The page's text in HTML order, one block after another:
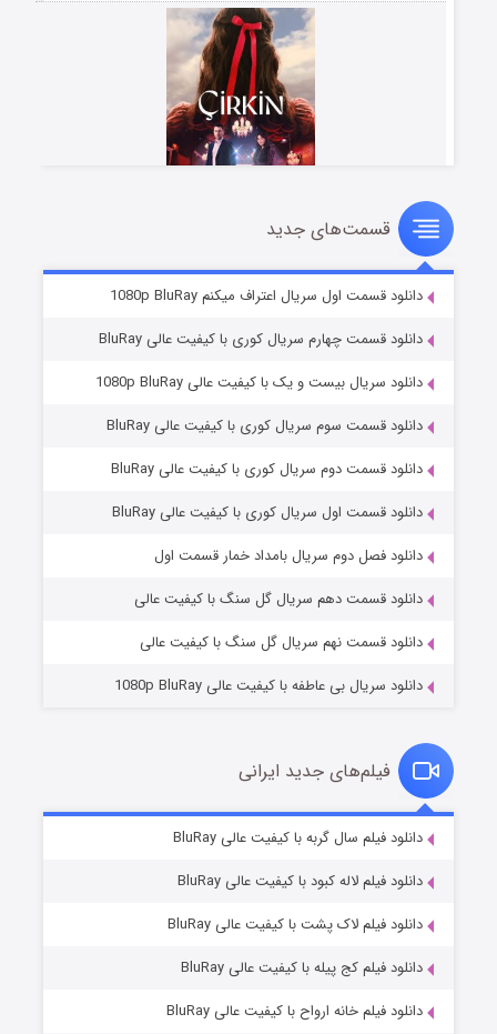
سریال زشت
قسمت۲ (زیرنویس) منتشر شد
مردگان متحرک: شهر مرده ۳
قسمت۲ (زیرنویس) منتشر شد
قسمت۷ (زیرنویس) منتشر شد
قسمت‌های جدید
دانلود قسمت اول سریال اعتراف میکنم 1080p BluRay
دانلود قسمت چهارم سریال کوری با کیفیت عالی BluRay
دانلود سریال بیست و یک با کیفیت عالی 1080p BluRay
دانلود قسمت سوم سریال کوری با کیفیت عالی BluRay
دانلود قسمت دوم سریال کوری با کیفیت عالی BluRay
دانلود قسمت اول سریال کوری با کیفیت عالی BluRay
دانلود فصل دوم سریال بامداد خمار قسمت اول
دانلود قسمت دهم سریال گل سنگ با کیفیت عالی
دانلود قسمت نهم سریال گل سنگ با کیفیت عالی
دانلود سریال بی عاطفه با کیفیت عالی 1080p BluRay
فیلم‌های جدید ایرانی
دانلود فیلم سال گربه با کیفیت عالی BluRay
دانلود فیلم لاله کبود با کیفیت عالی BluRay
دانلود فیلم لاک پشت با کیفیت عالی BluRay
دانلود فیلم کج‌ پیله با کیفیت عالی BluRay
دانلود فیلم خانه ارواح با کیفیت عالی BluRay